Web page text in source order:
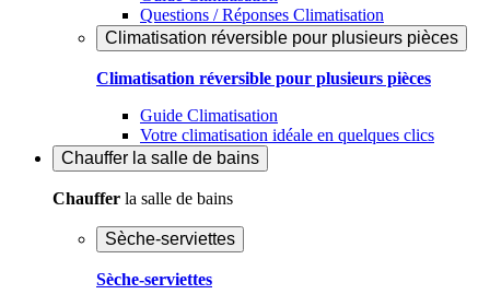
Questions / Réponses Climatisation
Climatisation réversible pour plusieurs pièces
Climatisation réversible pour plusieurs pièces
Guide Climatisation
Votre climatisation idéale en quelques clics
Chauffer la salle de bains
Chauffer la salle de bains
Sèche-serviettes
Sèche-serviettes